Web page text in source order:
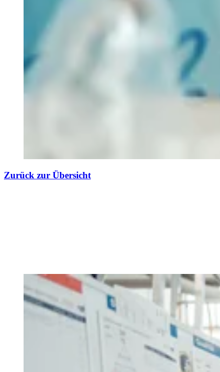
Zurück zur Übersicht